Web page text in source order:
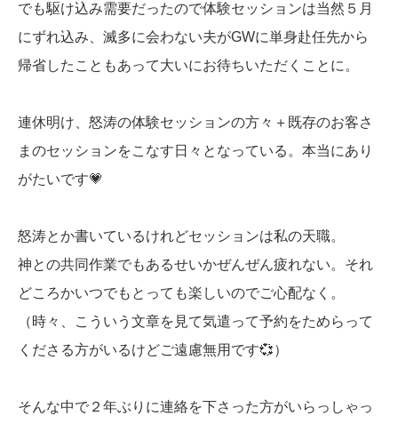
でも駆け込み需要だったので体験セッションは当然５月
にずれ込み、滅多に会わない夫がGWに単身赴任先から
帰省したこともあって大いにお待ちいただくことに。
連休明け、怒涛の体験セッションの方々＋既存のお客さ
まのセッションをこなす日々となっている。本当にあり
がたいです💗
怒涛とか書いているけれどセッションは私の天職。
神との共同作業でもあるせいかぜんぜん疲れない。それ
どころかいつでもとっても楽しいのでご心配なく。
（時々、こういう文章を見て気遣って予約をためらって
くださる方がいるけどご遠慮無用です💞）
そんな中で２年ぶりに連絡を下さった方がいらっしゃっ